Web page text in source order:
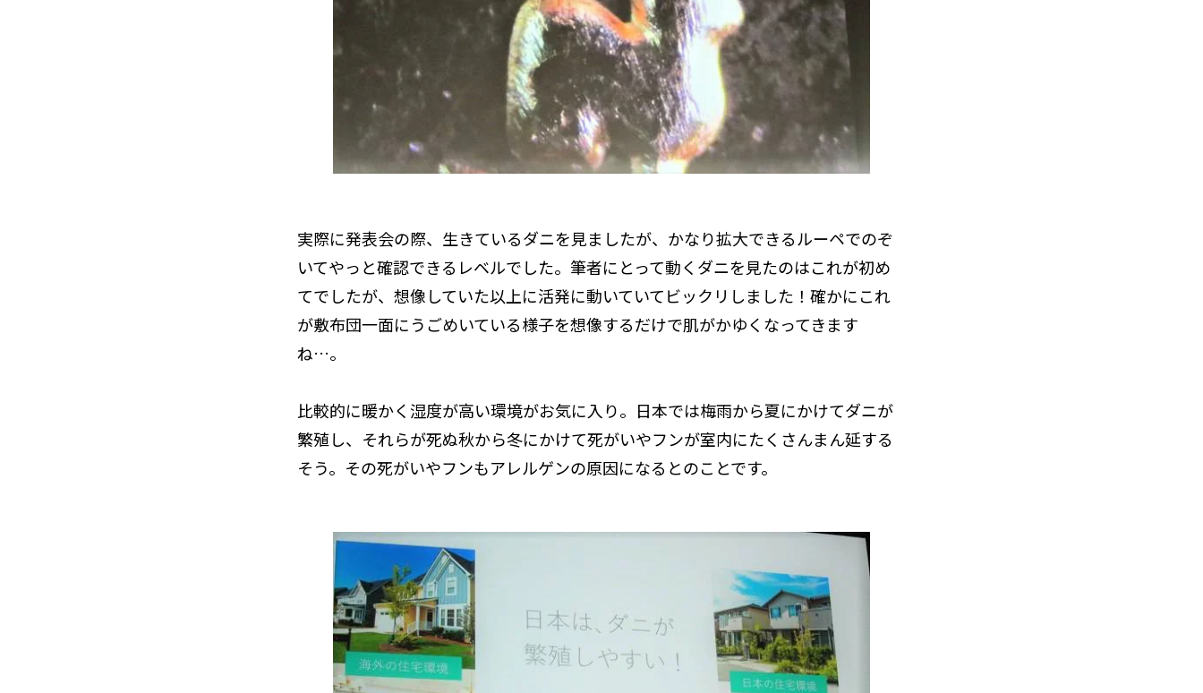
実際に発表会の際、生きているダニを見ましたが、かなり拡大できるルーペでのぞ
いてやっと確認できるレベルでした。筆者にとって動くダニを見たのはこれが初め
てでしたが、想像していた以上に活発に動いていてビックリしました！確かにこれ
が敷布団一面にうごめいている様子を想像するだけで肌がかゆくなってきます
ね…。
比較的に暖かく湿度が高い環境がお気に入り。日本では梅雨から夏にかけてダニが
繁殖し、それらが死ぬ秋から冬にかけて死がいやフンが室内にたくさんまん延する
そう。その死がいやフンもアレルゲンの原因になるとのことです。